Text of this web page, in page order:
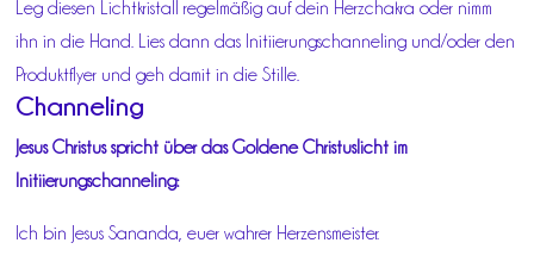
Leg diesen Lichtkristall regelmäßig auf dein Herzchakra oder nimm
ihn in die Hand. Lies dann das Initiierungschanneling und/oder den
Produktflyer und geh damit in die Stille.
Channeling
Jesus Christus spricht über das Goldene Christuslicht im
Initiierungschanneling:
Ich bin Jesus Sananda, euer wahrer Herzensmeister.